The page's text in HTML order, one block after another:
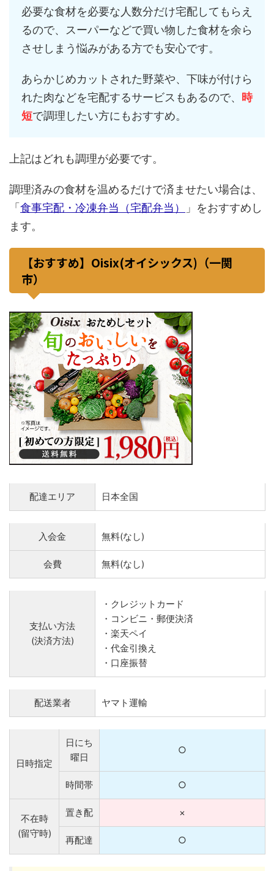
必要な食材を必要な人数分だけ宅配してもらえ
るので、スーパーなどで買い物した食材を余ら
させしまう悩みがある方でも安心です。
あらかじめカットされた野菜や、下味が付けら
れた肉などを宅配するサービスもあるので、
時
短で調理したい方にもおすすめ。
上記はどれも調理が必要です。
調理済みの食材を温めるだけで済ませたい場合は、
「 食事宅配・冷凍弁当（宅配弁当）
」をおすすめし
ます。
【おすすめ】Oisix(オイシックス)（一関
市）
配達エリア 日本全国
入会金 無料(なし)
会費 無料(なし)
支払い方法
(決済方法)
・クレジットカード
・コンビニ・郵便決済
・楽天ペイ
・代金引換え
・口座振替
配送業者 ヤマト運輸
日時指定
日にち
曜日
○
時間帯 ○
不在時
(留守時)
置き配 ×
再配達 ○